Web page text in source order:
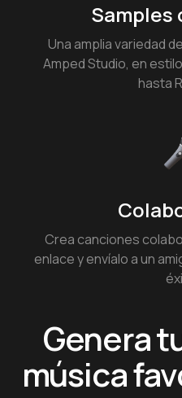
Samples
Una amplia variedad
Amped Studio, en
hasta
Crea canciones
enlace y envíalo a un
Genera
música